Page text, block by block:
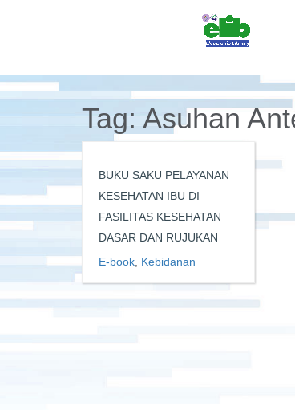
Tag: Asuhan
BUKU SAKU PELAYANAN
KESEHATAN IBU DI
FASILITAS KESEHATAN
DASAR DAN RUJUKAN
E-book Kebidanan